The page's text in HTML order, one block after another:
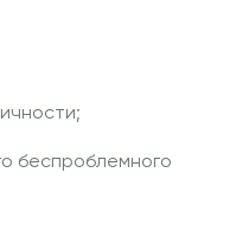
беспроблемного